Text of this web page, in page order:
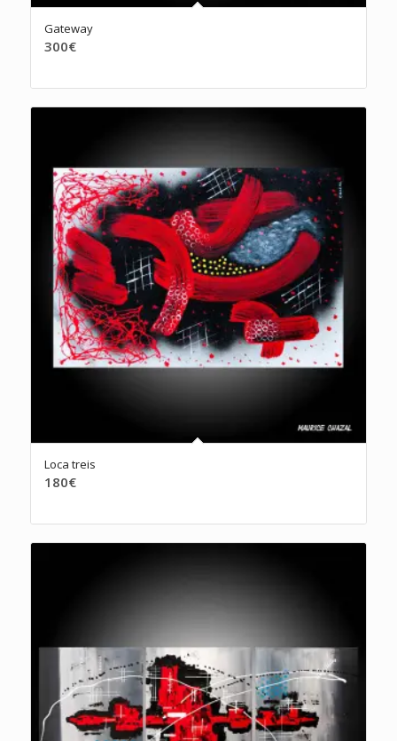
Gateway
300€
Loca treis
180€